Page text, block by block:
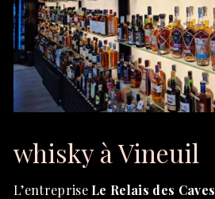
whisky à Vineuil
L’entreprise Le Relais des Caves